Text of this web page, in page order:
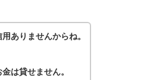
ありませんからね。
は貸せません。